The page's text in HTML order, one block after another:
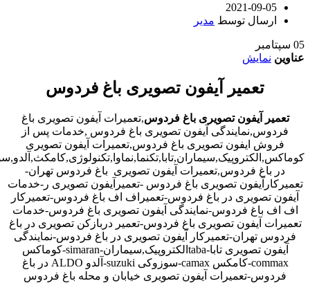
2021-09-05
ارسال توسط مدیر
05 سپتامبر
عناوین نمایش
تعمیر آیفون تصویری باغ فردوس
تعمیر آیفون تصویری باغ فردوس,تعمیرات آیفون تصویری باغ
فردوس,نمایندگی آیفون تصویری باغ فردوس ,خدمات پس از
فروش ایفون تصویری باغ فردوس,تعمیرات آیفون تصویری
در باغ فردوس,تعمیرات آیفون تصویری باغ فردوس تهران-
تعمیرکارآیفون تصویری باغ فردوس -تعمیرآیفون تصویری ر-خدمات
آیفون تصویری در باغ فردوس-تعمیراف اف باغ فردوس-تعمیرکار
اف اف باغ فردوس-نمایندگی آیفون تصویری باغ فردوس-خدمات
تعمیرات آیفون تصویری باغ فردوس-تعمیر دربازکن تصویری در باغ
فردوس تهران-تعمیرکار آیفون تصویری در باغ فردوس-نمایندگی
آیفون تصویری تابا-tabaالکتروپیک,سیماران-simaran-کوماکس
commax-کامکس camax-سوزوکی suzuki-آلدو ALDO در باغ
فردوس-تعمیرات آیفون تصویری خیابان و محله باغ فردوس